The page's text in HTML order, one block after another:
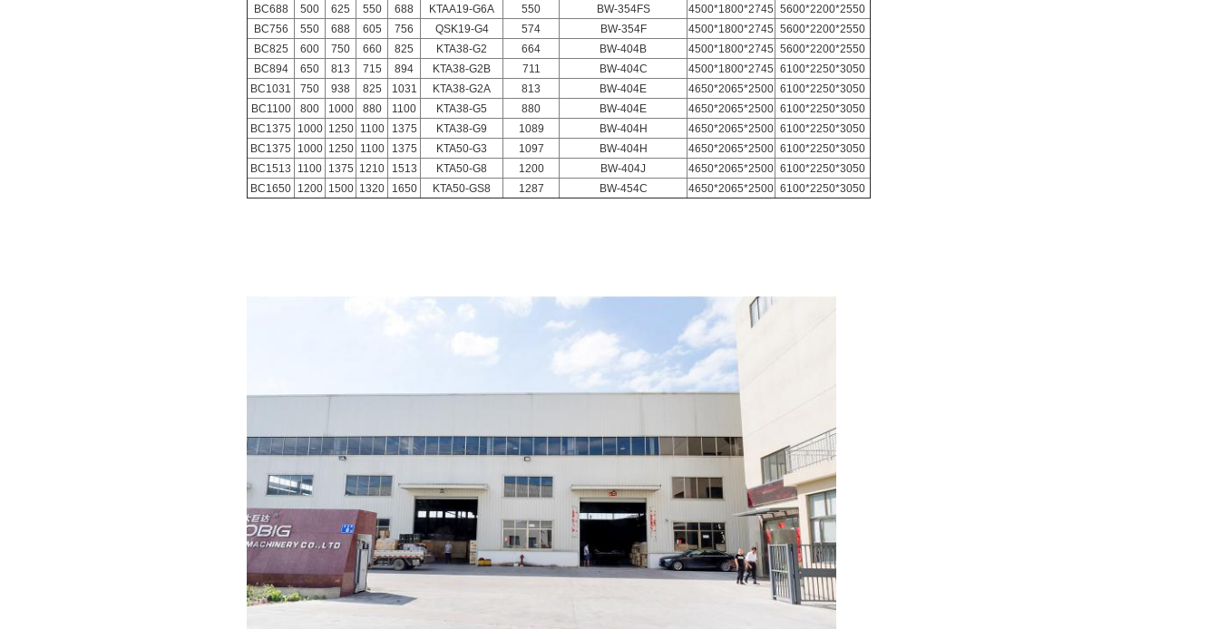
BC688
500 625 550 688 KTAA19-G6A 550 BW-354FS 4500*1800*2745 5600*2200*2550
BC756
550 688 605 756 QSK19-G4 574 BW-354F 4500*1800*2745 5600*2200*2550
BC825
600 750 660 825 KTA38-G2 664 BW-404B 4500*1800*2745 5600*2200*2550
BC894
650 813 715 894 KTA38-G2B 711 BW-404C 4500*1800*2745 6100*2250*3050
BC1031
750 938 825 1031 KTA38-G2A 813 BW-404E 4650*2065*2500 6100*2250*3050
BC1100
800 1000 880 1100 KTA38-G5 880 BW-404E 4650*2065*2500 6100*2250*3050
BC1375
1000 1250 1100 1375 KTA38-G9 1089 BW-404H 4650*2065*2500 6100*2250*3050
BC1375
1000 1250 1100 1375 KTA50-G3 1097 BW-404H 4650*2065*2500 6100*2250*3050
BC1513
1100 1375 1210 1513 KTA50-G8 1200 BW-404J 4650*2065*2500 6100*2250*3050
BC1650 1200 1500 1320 1650 KTA50-GS8 1287 BW-454C 4650*2065*2500 6100*2250*3050